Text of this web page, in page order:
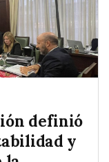
definió
y